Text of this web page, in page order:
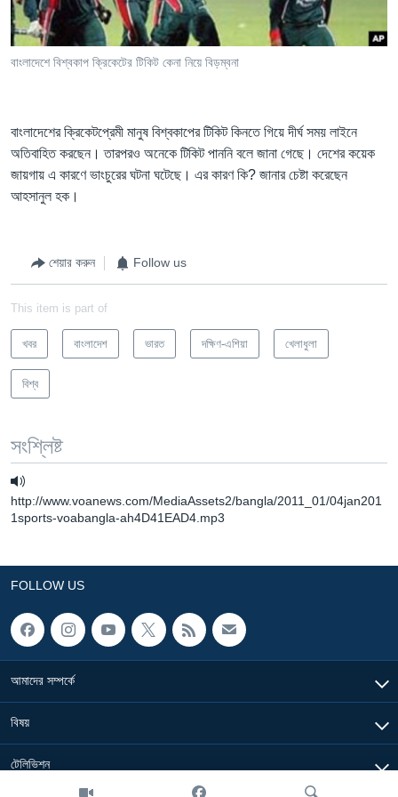
Learning English
অন্য ভাষায় ওয়েব সাইট
বাংলাদেশে বিশ্বকাপ ক্রিকেটের টিকিট কেনা নিয়ে বিড়ম্বনা
বাংলাদেশের ক্রিকেটপ্রেমী মানুষ বিশ্বকাপের টিকিট কিনতে গিয়ে দীর্ঘ সময় লাইনে
অতিবাহিত করছেন। তারপরও অনেকে টিকিট পাননি বলে জানা গেছে। দেশের কয়েক
জায়গায় এ কারণে ভাংচুরের ঘটনা ঘটেছে। এর কারণ কি? জানার চেষ্টা করেছেন
আহসানুল হক।
শেয়ার করুন Follow us
This item is part of
খবর বাংলাদেশ ভারত দক্ষিণ-এশিয়া খেলাধুলা
বিশ্ব
সংশ্লিষ্ট
http://www.voanews.com/MediaAssets2/bangla/2011_01/04jan201
1sports-voabangla-ah4D41EAD4.mp3
FOLLOW US
আমাদের সম্পর্কে
বিষয়
টেলিভিশন